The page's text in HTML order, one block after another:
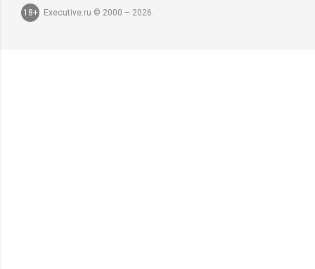
18+
Executive.ru © 2000 – 2026.